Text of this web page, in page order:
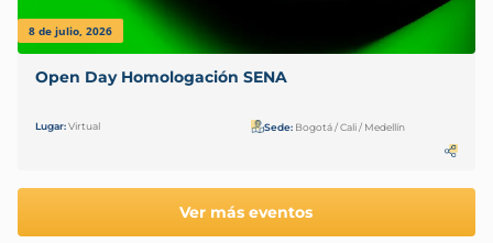
8 de julio, 2026
Open Day Homologación SENA
Lugar:Virtual Sede:Bogotá / Cali / Medellín
Ver más eventos